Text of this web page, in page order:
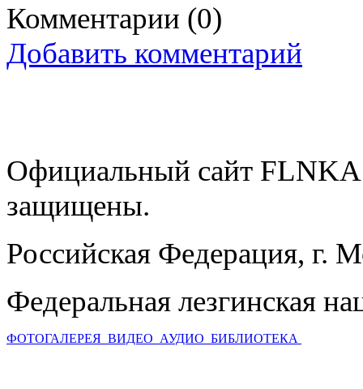
Комментарии (0)
Добавить комментарий
Официальный сайт
защищены.
Российская Федерация, г.
Федеральная лезгинская
ФОТОГАЛЕРЕЯ ВИДЕО АУДИО БИБЛИОТЕКА